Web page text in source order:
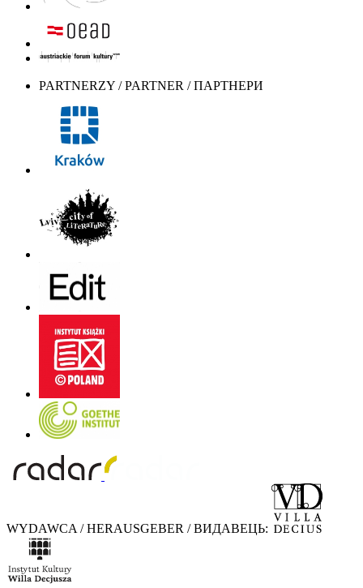
PARTNERZY / PARTNER / ПАРТНЕРИ
WYDAWCA / HERAUSGEBER / ВИДАВЕЦЬ: